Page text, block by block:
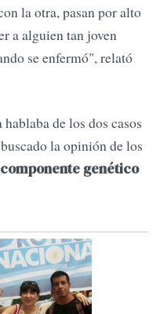
la otra, pasan por alto
a alguien tan joven
se enfermó", relató
de los dos casos
la opinión de los
genético